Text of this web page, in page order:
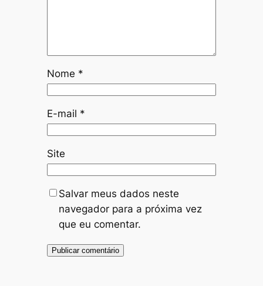
Nome *
E-mail *
Site
Salvar meus dados neste
navegador para a próxima vez
que eu comentar.